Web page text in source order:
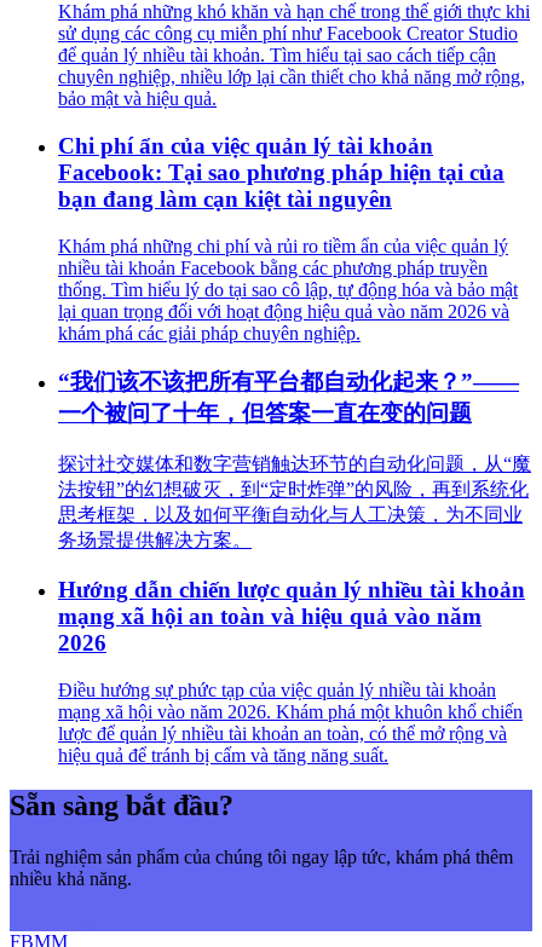
Khám phá những khó khăn và hạn chế trong thế giới thực khi
sử dụng các công cụ miễn phí như Facebook Creator Studio
để quản lý nhiều tài khoản. Tìm hiểu tại sao cách tiếp cận
chuyên nghiệp, nhiều lớp lại cần thiết cho khả năng mở rộng,
bảo mật và hiệu quả.
Chi phí ẩn của việc quản lý tài khoản
Facebook: Tại sao phương pháp hiện tại của
bạn đang làm cạn kiệt tài nguyên
Khám phá những chi phí và rủi ro tiềm ẩn của việc quản lý
nhiều tài khoản Facebook bằng các phương pháp truyền
thống. Tìm hiểu lý do tại sao cô lập, tự động hóa và bảo mật
lại quan trọng đối với hoạt động hiệu quả vào năm 2026 và
khám phá các giải pháp chuyên nghiệp.
“我们该不该把所有平台都自动化起来？”——
一个被问了十年，但答案一直在变的问题
探讨社交媒体和数字营销触达环节的自动化问题，从“魔
法按钮”的幻想破灭，到“定时炸弹”的风险，再到系统化
思考框架，以及如何平衡自动化与人工决策，为不同业
务场景提供解决方案。
Hướng dẫn chiến lược quản lý nhiều tài khoản
mạng xã hội an toàn và hiệu quả vào năm
2026
Điều hướng sự phức tạp của việc quản lý nhiều tài khoản
mạng xã hội vào năm 2026. Khám phá một khuôn khổ chiến
lược để quản lý nhiều tài khoản an toàn, có thể mở rộng và
hiệu quả để tránh bị cấm và tăng năng suất.
Sẵn sàng bắt đầu?
Trải nghiệm sản phẩm của chúng tôi ngay lập tức, khám phá thêm
nhiều khả năng.
FBMM